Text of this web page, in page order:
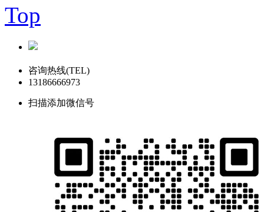
Top
咨询热线(TEL)
13186666973
扫描添加微信号